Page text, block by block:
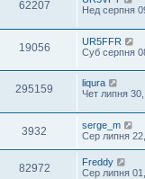
62207
Нед серпня
19056
UR5FFR
Суб серпня
295159
liqura
Чет липня
3932
serge_m
Сер липня
82972
Freddy
Сер липня